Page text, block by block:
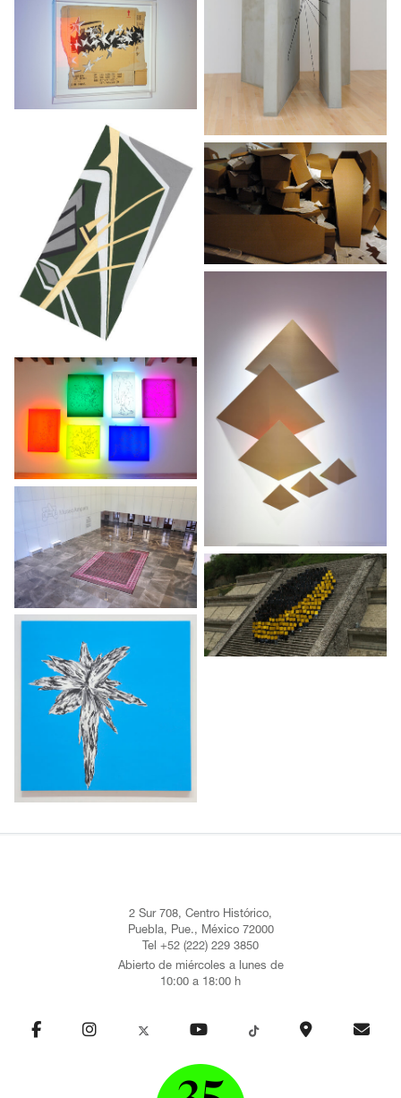
2 Sur 708, Centro Histórico,
Puebla, Pue., México 72000
Tel +52 (222) 229 3850
Abierto de miércoles a lunes de
10:00 a 18:00 h